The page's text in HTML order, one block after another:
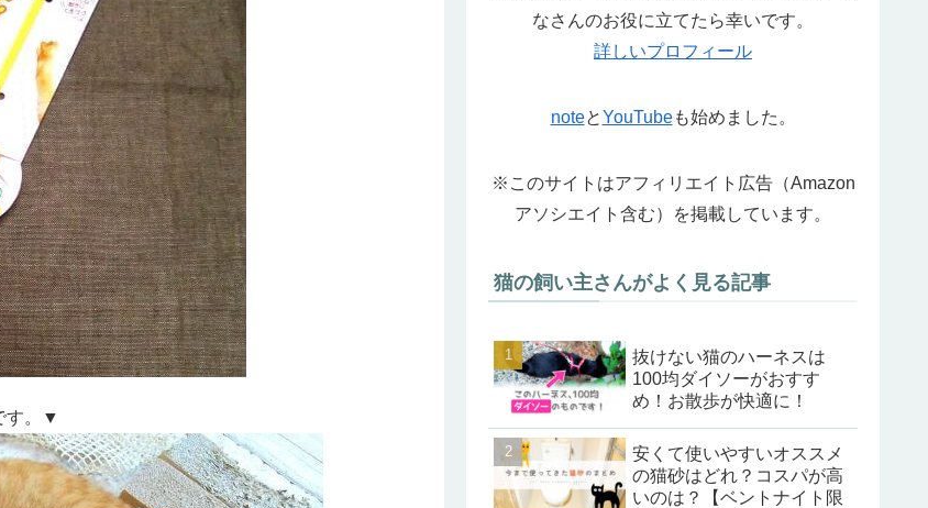
す。▼
なさんのお役に立てたら幸いです。
詳しいプロフィール
noteとYouTubeも始めました。
※このサイトはアフィリエイト広告（Amazon
アソシエイト含む）を掲載しています。
猫の飼い主さんがよく見る記事
抜けない猫のハーネスは
100均ダイソーがおすす
め！お散歩が快適に！
安くて使いやすいオススメ
の猫砂はどれ？コスパが高
いのは？【ベントナイト限